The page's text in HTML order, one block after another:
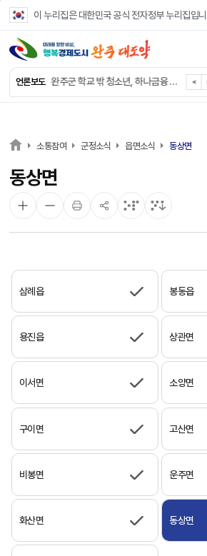
이 누리집은 대한민국 공식 전자정부 누리집입
언론보도
완주 이서면, 홀몸 남성 위한 ‘이서천사 요리교실’
완주군 학교 밖 청소년, 하나금융 장학생 최종 선발
완주군 청소년 여름방학 맞아 “내 손으로 뚝딱”
완주군, 서울대생과 함께하는 ‘청소년 진로드림캠프’ 참가
소통참여 군정소식 읍면소식 동상면
동상면
삼례읍 봉동읍
용진읍 상관면
이서면 소양면
구이면 고산면
비봉면 운주면
화산면 동상면